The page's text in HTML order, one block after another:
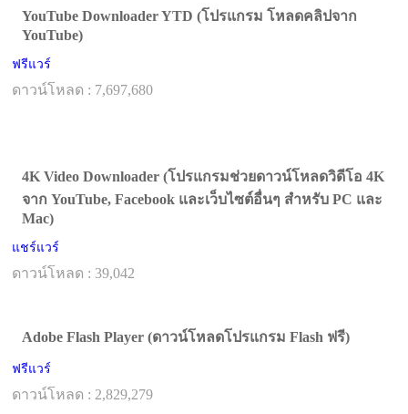
YouTube Downloader YTD (โปรแกรม โหลดคลิปจาก
YouTube)
ฟรีแวร์
ดาวน์โหลด : 7,697,680
4K Video Downloader (โปรแกรมช่วยดาวน์โหลดวิดีโอ 4K
จาก YouTube, Facebook และเว็บไซต์อื่นๆ สำหรับ PC และ
Mac)
แชร์แวร์
ดาวน์โหลด : 39,042
Adobe Flash Player (ดาวน์โหลดโปรแกรม Flash ฟรี)
ฟรีแวร์
ดาวน์โหลด : 2,829,279